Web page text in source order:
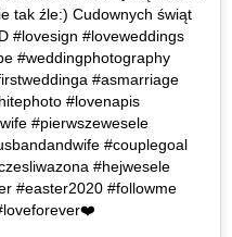
tak źle:) Cudownych świąt
#lovesign #loveweddings
#weddingphotography
#asmarriage
#lovenapis
#pierwszewesele
#couplegoal
#hejwesele
#easter2020 #followme